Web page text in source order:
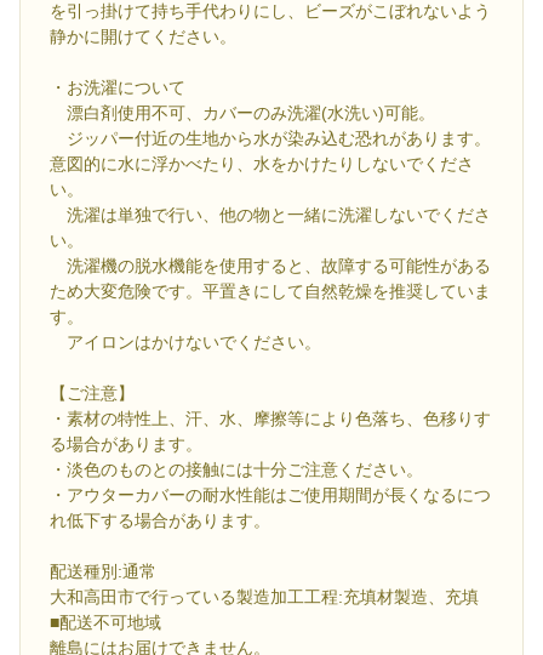
を引っ掛けて持ち手代わりにし、ビーズがこぼれないよう
静かに開けてください。
・お洗濯について
漂白剤使用不可、カバーのみ洗濯(水洗い)可能。
ジッパー付近の生地から水が染み込む恐れがあります。
意図的に水に浮かべたり、水をかけたりしないでくださ
い。
洗濯は単独で行い、他の物と一緒に洗濯しないでくださ
い。
洗濯機の脱水機能を使用すると、故障する可能性がある
ため大変危険です。平置きにして自然乾燥を推奨していま
す。
アイロンはかけないでください。
【ご注意】
・素材の特性上、汗、水、摩擦等により色落ち、色移りす
る場合があります。
・淡色のものとの接触には十分ご注意ください。
・アウターカバーの耐水性能はご使用期間が長くなるにつ
れ低下する場合があります。
配送種別:通常
大和高田市で行っている製造加工工程:充填材製造、充填
■配送不可地域
離島にはお届けできません。